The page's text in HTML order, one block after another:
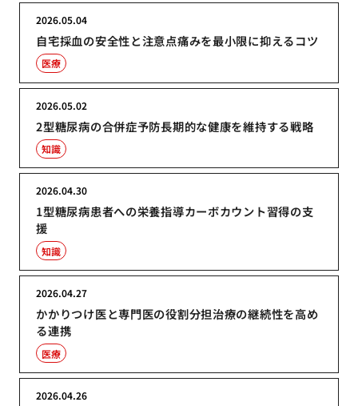
自宅採血の安全性と注意点痛みを最小限に抑えるコツ
2026.05.04
医療
2型糖尿病の合併症予防長期的な健康を維持する戦略
2026.05.02
知識
1型糖尿病患者への栄養指導カーボカウント習得の支
援
2026.04.30
知識
かかりつけ医と専門医の役割分担治療の継続性を高め
る連携
2026.04.27
医療
2026.04.26